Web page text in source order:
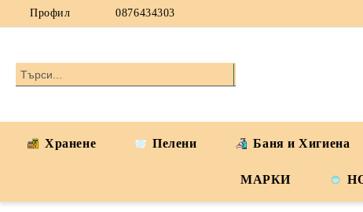
Профил 0876434303
Хранене Пелени Баня и Хигиена
МАРКИ